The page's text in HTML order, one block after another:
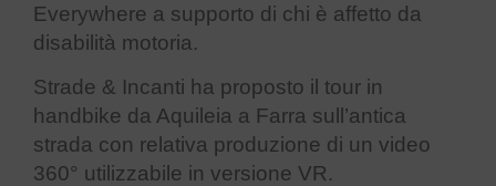
Everywhere a supporto di chi è affetto da
disabilità motoria.
Strade & Incanti ha proposto il tour in
handbike da Aquileia a Farra sull’antica
strada con relativa produzione di un video
360° utilizzabile in versione VR.